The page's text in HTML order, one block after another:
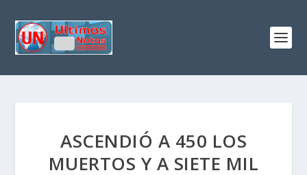
ASCENDIÓ A 450 LOS
MUERTOS Y A SIETE MIL